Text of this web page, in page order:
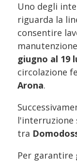
Uno degli
riguarda la
consentire
giugno al 19
circolazione
Arona.
l'interruzione
tra
Per garantire